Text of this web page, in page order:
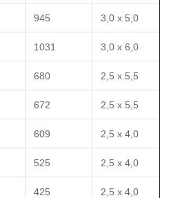
945 3,0 x 5,0
1031 3,0 x 6,0
680 2,5 x 5,5
672 2,5 x 5,5
609 2,5 x 4,0
525 2,5 x 4,0
425 2,5 x 4,0